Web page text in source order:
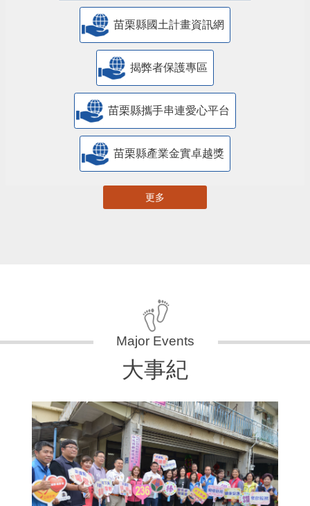
苗栗縣國土計畫資訊網
揭弊者保護專區
苗栗縣攜手串連愛心平台
苗栗縣產業金實卓越獎
更多
大事紀